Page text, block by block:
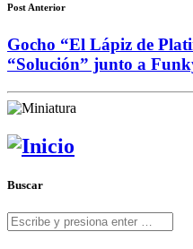
Post Anterior
Gocho “El Lápiz de
“Solución” junto a
Buscar